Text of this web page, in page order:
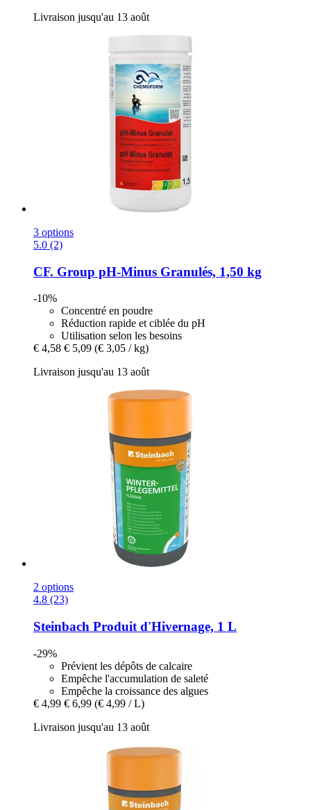
Livraison jusqu'au 13 août
3 options
5.0 (2)
CF. Group pH-​Minus Granulés, 1,50 kg
-10%
Concentré en poudre
Réduction rapide et ciblée du pH
Utilisation selon les besoins
€ 4,58 € 5,09 (€ 3,05 / kg)
Livraison jusqu'au 13 août
2 options
4.8 (23)
Steinbach Produit d'Hivernage, 1 L
-29%
Prévient les dépôts de calcaire
Empêche l'accumulation de saleté
Empêche la croissance des algues
€ 4,99 € 6,99 (€ 4,99 / L)
Livraison jusqu'au 13 août